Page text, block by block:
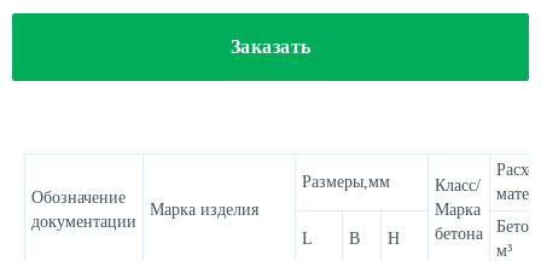
Заказать
Обозначение
документации
Марка изделия
Размеры,мм
Класс/
Марка
бетона
L B H
м³